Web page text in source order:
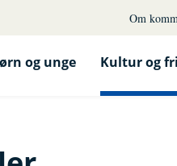
Om
og unge Kultur og